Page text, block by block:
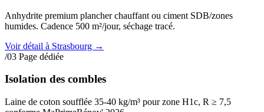
Anhydrite premium plancher chauffant ou ciment SDB/zones
humides. Cadence 500 m²/jour, séchage tracé.
Voir détail à Strasbourg →
/03 Page dédiée
Isolation des combles
Laine de coton soufflée 35-40 kg/m³ pour zone H1c, R ≥ 7,5